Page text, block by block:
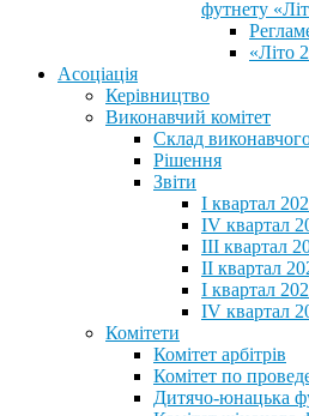
футнету
«Літо
Асоціація
Керівництво
Виконавчий комітет
Склад
Рішення
Звіти
I квартал
IV квартал
III квартал
II квартал
I квартал
IV квартал
Комітети
Комітет арбітрів
Комітет по
Дитячо-юнацька